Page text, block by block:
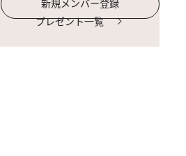
新規メンバー登録
プレゼント一覧